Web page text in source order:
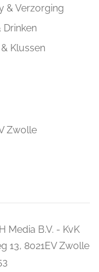
& Verzorging
Drinken
Klussen
Zwolle
Media B.V. - KvK
13, 8021EV Zwolle